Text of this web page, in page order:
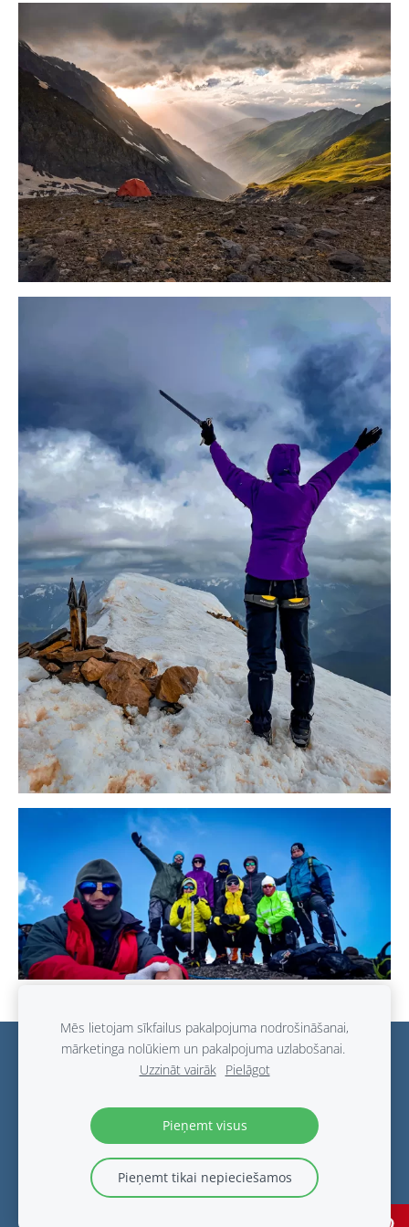
Sīkdatnes
Visurgājēji©2023
Mēs lietojam sīkfailus pakalpojuma nodrošināšanai,
mārketinga nolūkiem un pakalpojuma uzlabošanai.
Uzzināt vairāk
Pielāgot
Pieņemt visus
Pieņemt tikai nepieciešamos